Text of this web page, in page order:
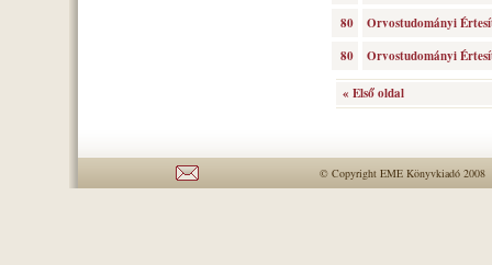
80
Orvostudományi
80
Orvostudományi
« Első oldal
© Copyright EME Könyvkiadó 2008